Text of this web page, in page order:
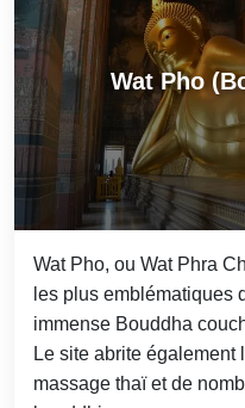
Wat Pho
Wat Pho, ou Wat Phra
les plus emblématiques
immense Bouddha
Le site abrite également
massage thaï et de